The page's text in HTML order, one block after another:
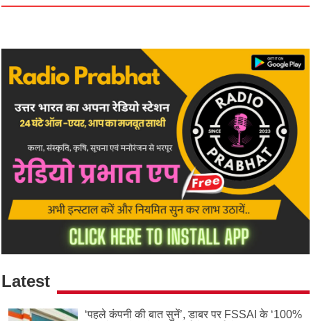
Latest
‘पहले कंपनी की बात सुनें’, डाबर पर FSSAI के ‘100%